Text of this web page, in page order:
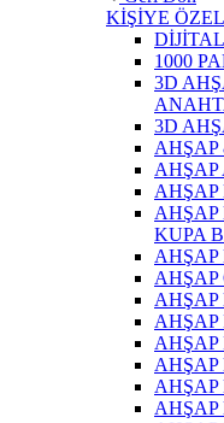
KİŞİYE
1000
3D
3D
KUPA
AHŞAP
AHŞAP